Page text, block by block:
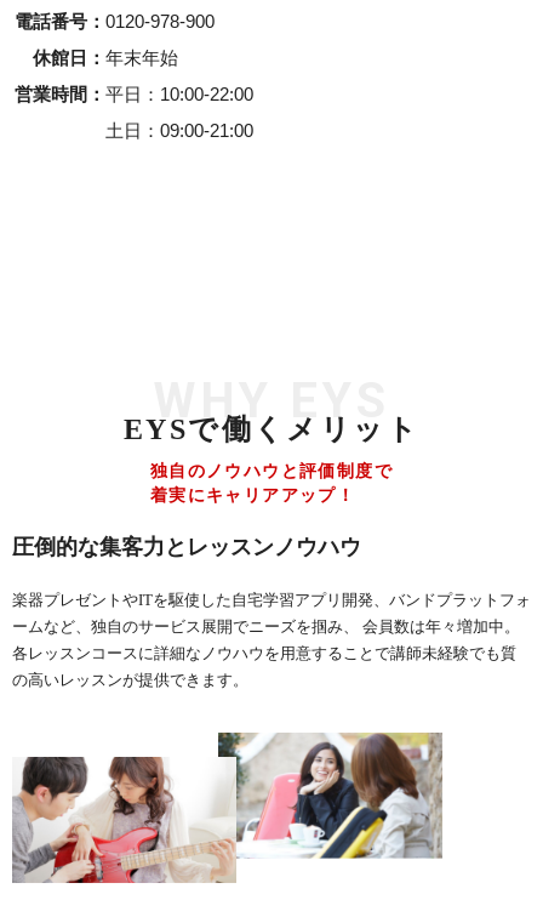
電話番号
0120-978-900
休館日
年末年始
営業時間
平日
10:00-22:00
土日
09:00-21:00
EYSで働くメリット
WHY EYS
独自のノウハウと評価制度で
着実にキャリアアップ！
圧倒的な集客力とレッスンノウハウ
楽器プレゼントやITを駆使した自宅学習アプリ開発、バンドプラットフォ
ームなど、独自のサービス展開でニーズを掴み、 会員数は年々増加中。
各レッスンコースに詳細なノウハウを用意することで講師未経験でも質
の高いレッスンが提供できます。